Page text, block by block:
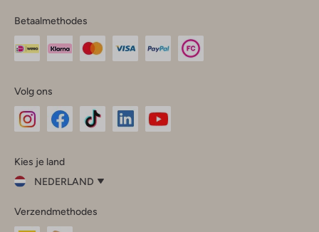
Betaalmethodes
Volg ons
InstagramFacebook
Kies je land
NEDERLAND
je
land
Verzendmethodes